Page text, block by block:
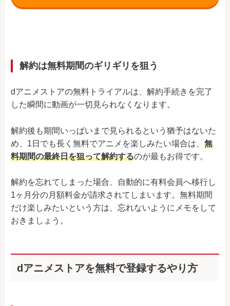
解約は無料期間のギリギリを狙う
dアニメストアの無料トライアルは、解約手続きを完了
した瞬間に動画が一切見られなくなります。
解約後も期間いっぱいまで見られるという猶予はないた
め、1日でも長く無料でアニメを楽しみたい場合は、 無
料期間の最終日を狙って解約するのが最もお得です。
解約を忘れてしまった場合、自動的に有料会員へ移行し
1ヶ月分の月額料金が請求されてしまいます。無料期間
だけ楽しみたいという方は、忘れないようにメモをして
おきましょう。
dアニメストアを無料で登録するやり方